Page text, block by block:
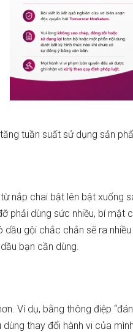
tuần suất sử dụng sản
nắp chai bật lên bật xuống
phải dùng sức nhiều, bí mật
gội chắc chắn sẽ ra nhiều
bạn cần dùng.
Ví dụ, bằng thông điệp
thay đổi hành vi của